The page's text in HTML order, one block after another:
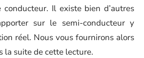
Il existe bien d’autres
sur le semi-conducteur y
réel. Nous vous fournirons alors
la suite de cette lecture.